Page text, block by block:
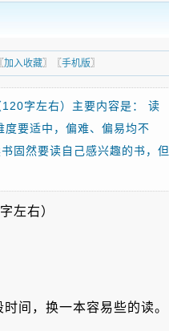
〖加入收藏〗〖手机版 〗
字左右）主要内容是： 读
要适中，偏难、偏易均不
固然要读自己感兴趣的书，但
左右）
间，换一本容易些的读。